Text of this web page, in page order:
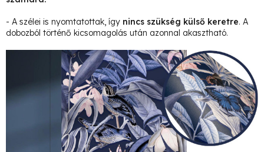
- A szélei is nyomtatottak, így nincs szükség külső keretre. A
dobozból történő kicsomagolás után azonnal akasztható.